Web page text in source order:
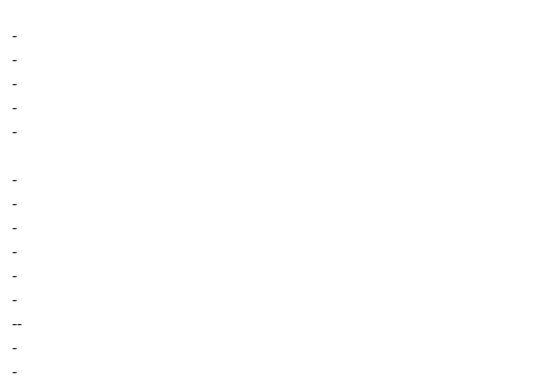
-
-
-
-
-
-
-
-
-
-
-
--
-
-